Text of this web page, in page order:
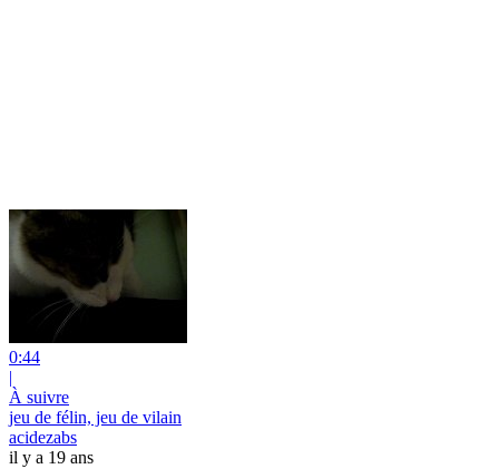
0:44
|
À suivre
jeu de félin, jeu de vilain
acidezabs
il y a 19 ans